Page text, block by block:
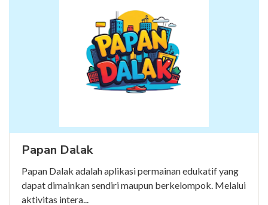
Papan Dalak
Papan Dalak adalah aplikasi permainan edukatif yang
dapat dimainkan sendiri maupun berkelompok. Melalui
aktivitas intera...